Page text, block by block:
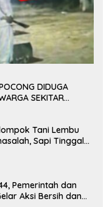
DIDUGA
SEKITAR
Tani Lembu
Sapi Tinggal
Pemerintah dan
Aksi Bersih dan